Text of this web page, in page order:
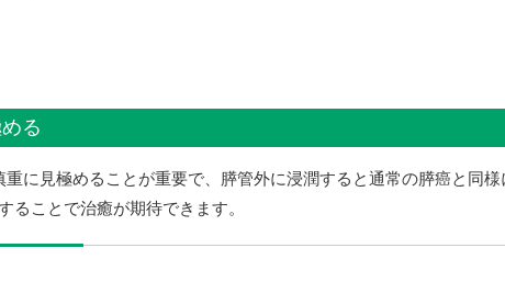
る
に見極めることが重要で、膵管外に浸潤すると通常の膵癌と同
ることで治癒が期待できます。